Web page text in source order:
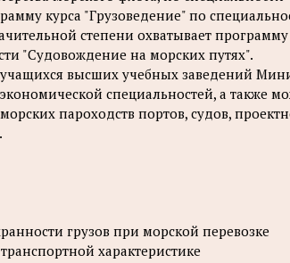
курса "Грузоведение" по
степени охватывает
"Судовождение на морских путях".
высших учебных заведений
специальностей, а также
пароходств портов, судов,
грузов при морской перевозке
характеристике